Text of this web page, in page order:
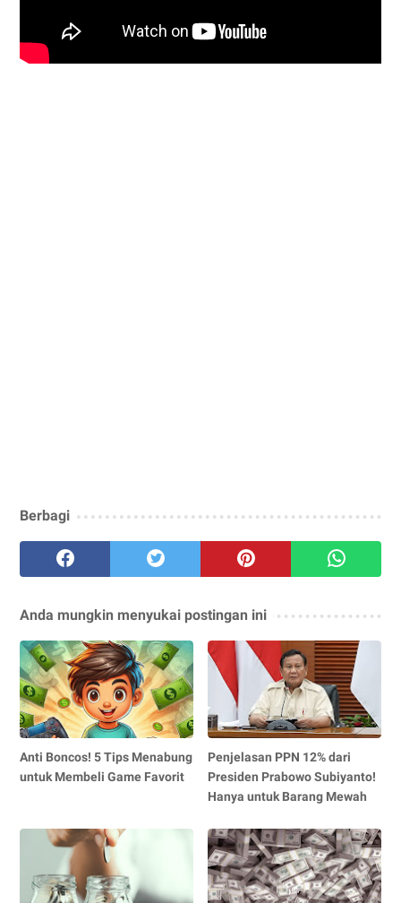
Berbagi
Anda mungkin menyukai postingan ini
Anti Boncos! 5 Tips Menabung
untuk Membeli Game Favorit
Penjelasan PPN 12% dari
Presiden Prabowo Subiyanto!
Hanya untuk Barang Mewah